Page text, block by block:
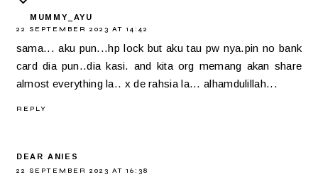
MUMMY_AYU
22 SEPTEMBER 2023 AT 14:42
sama... aku pun...hp lock but aku tau pw nya.pin no bank
card dia pun..dia kasi. and kita org memang akan share
almost everything la.. x de rahsia la... alhamdulillah...
REPLY
DEAR ANIES
22 SEPTEMBER 2023 AT 16:38